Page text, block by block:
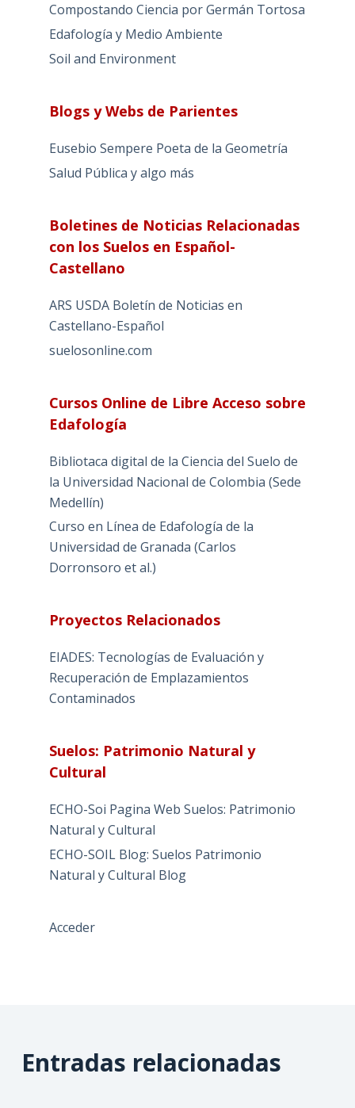
Compostando Ciencia por Germán Tortosa
Edafología y Medio Ambiente
Soil and Environment
Blogs y Webs de Parientes
Eusebio Sempere Poeta de la Geometría
Salud Pública y algo más
Boletines de Noticias Relacionadas
con los Suelos en Español-
Castellano
ARS USDA Boletín de Noticias en
Castellano-Español
suelosonline.com
Cursos Online de Libre Acceso sobre
Edafología
Bibliotaca digital de la Ciencia del Suelo de
la Universidad Nacional de Colombia (Sede
Medellín)
Curso en Línea de Edafología de la
Universidad de Granada (Carlos
Dorronsoro et al.)
Proyectos Relacionados
EIADES: Tecnologías de Evaluación y
Recuperación de Emplazamientos
Contaminados
Suelos: Patrimonio Natural y
Cultural
ECHO-Soi Pagina Web Suelos: Patrimonio
Natural y Cultural
ECHO-SOIL Blog: Suelos Patrimonio
Natural y Cultural Blog
Acceder
Entradas relacionadas